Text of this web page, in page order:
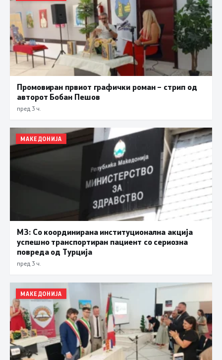
Промовиран првиот графички роман – стрип од
авторот Бобан Пешов
пред 3 ч.
МАКЕДОНИЈА
МЗ: Со координирана институционална акција
успешно транспортиран пациент со сериозна
повреда од Турција
пред 3 ч.
МАКЕДОНИЈА